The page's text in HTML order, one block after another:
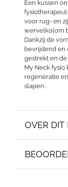
Een kussen
fysiotherapeut
voor rug- en
wervelkolom
Dankzij de
bevrijdend en
gestrekt en
My Neck fysio
regeneratie
slapen.
OVER DIT